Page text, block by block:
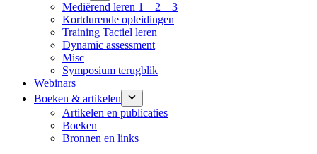
Mediërend leren 1 – 2 – 3
Kortdurende opleidingen
Training Tactiel leren
Dynamic assessment
Misc
Symposium terugblik
Webinars
Boeken & artikelen
Artikelen en publicaties
Boeken
Bronnen en links